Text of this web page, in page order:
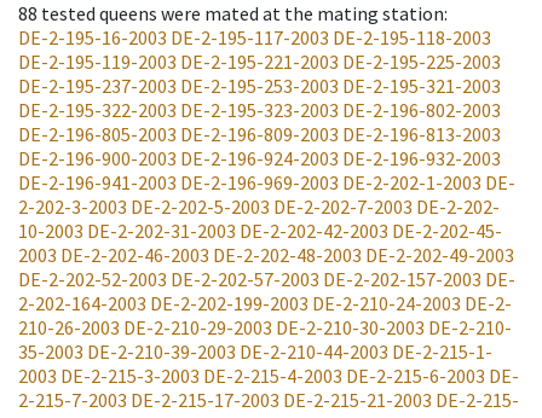
88 tested queens were mated at the mating station:
DE-2-195-16-2003 DE-2-195-117-2003 DE-2-195-118-2003
DE-2-195-119-2003 DE-2-195-221-2003 DE-2-195-225-2003
DE-2-195-237-2003 DE-2-195-253-2003 DE-2-195-321-2003
DE-2-195-322-2003 DE-2-195-323-2003 DE-2-196-802-2003
DE-2-196-805-2003 DE-2-196-809-2003 DE-2-196-813-2003
DE-2-196-900-2003 DE-2-196-924-2003 DE-2-196-932-2003
DE-2-196-941-2003 DE-2-196-969-2003 DE-2-202-1-2003 DE-
2-202-3-2003 DE-2-202-5-2003 DE-2-202-7-2003 DE-2-202-
10-2003 DE-2-202-31-2003 DE-2-202-42-2003 DE-2-202-45-
2003 DE-2-202-46-2003 DE-2-202-48-2003 DE-2-202-49-2003
DE-2-202-52-2003 DE-2-202-57-2003 DE-2-202-157-2003 DE-
2-202-164-2003 DE-2-202-199-2003 DE-2-210-24-2003 DE-2-
210-26-2003 DE-2-210-29-2003 DE-2-210-30-2003 DE-2-210-
35-2003 DE-2-210-39-2003 DE-2-210-44-2003 DE-2-215-1-
2003 DE-2-215-3-2003 DE-2-215-4-2003 DE-2-215-6-2003 DE-
2-215-7-2003 DE-2-215-17-2003 DE-2-215-21-2003 DE-2-215-